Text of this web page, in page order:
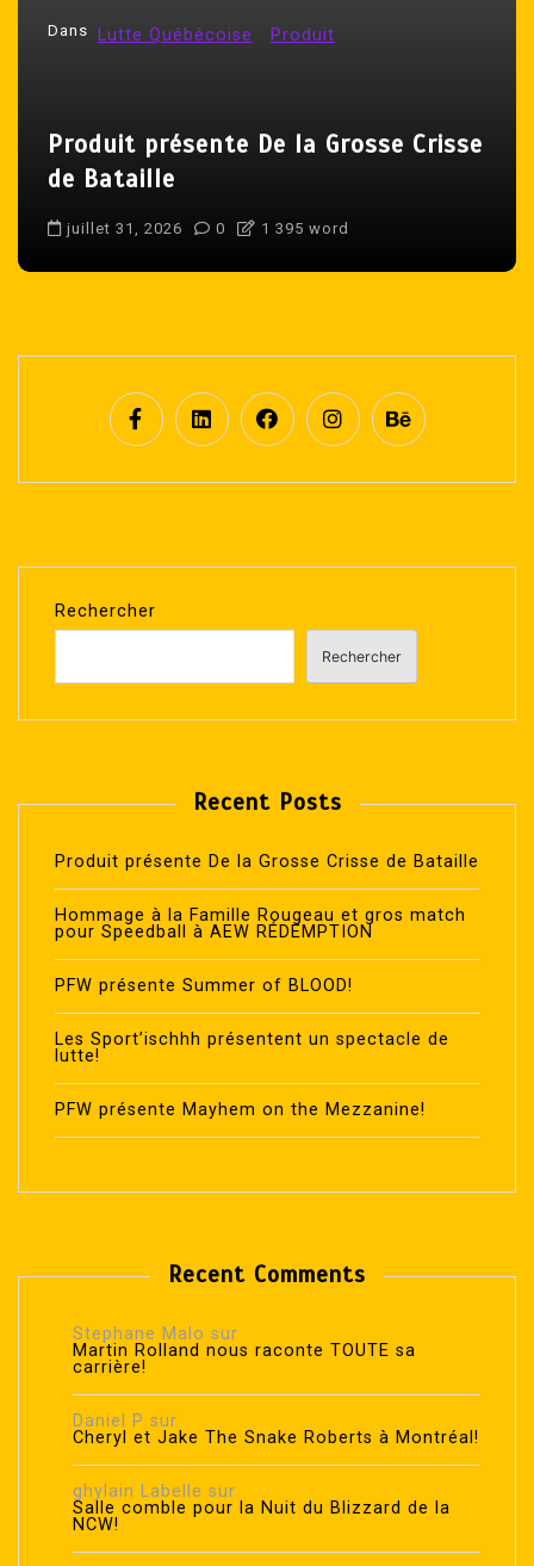
e
Dans Lutte Québécoise Produit
Produit présente De la Grosse Crisse
de Bataille
juillet 31, 2026 0 1 395 word
Rechercher
Rechercher
Recent Posts
Produit présente De la Grosse Crisse de Bataille
Hommage à la Famille Rougeau et gros match
pour Speedball à AEW RÉDEMPTION
PFW présente Summer of BLOOD!
Les Sport’ischhh présentent un spectacle de
lutte!
PFW présente Mayhem on the Mezzanine!
Recent Comments
Stephane Malo sur
Martin Rolland nous raconte TOUTE sa
carrière!
Daniel P sur
Cheryl et Jake The Snake Roberts à Montréal!
ghylain Labelle sur
Salle comble pour la Nuit du Blizzard de la
NCW!